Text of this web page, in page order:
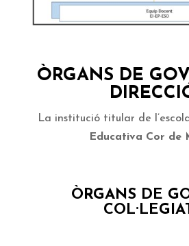
ÒRGANS DE
La institució titular de
Educativa Cor de
ÒRGANS DE